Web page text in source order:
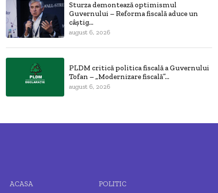
Sturza demontează optimismul
Guvernului – Reforma fiscală aduce un
câștig...
august 6, 2026
PLDM critică politica fiscală a Guvernului
Tofan – „Modernizare fiscală”...
august 6, 2026
ACASA POLITIC